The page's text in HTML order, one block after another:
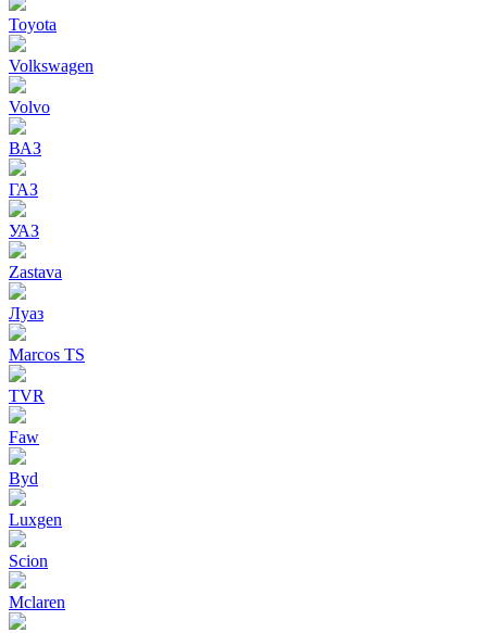
Toyota
Volkswagen
Volvo
ВАЗ
ГАЗ
УАЗ
Zastava
Луаз
Marcos TS
TVR
Faw
Byd
Luxgen
Scion
Mclaren